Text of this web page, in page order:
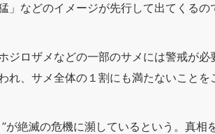
」などのイメージが先行して出てくるの
ジロザメなどの一部のサメには警戒が
れ、サメ全体の１割にも満たないことを
”が絶滅の危機に瀕しているという。真